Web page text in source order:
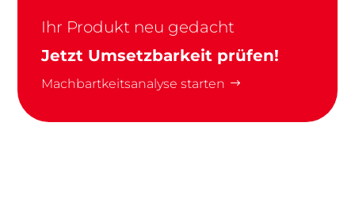
Ihr Produkt neu gedacht
Jetzt Umsetzbarkeit prüfen!
Machbartkeitsanalyse starten